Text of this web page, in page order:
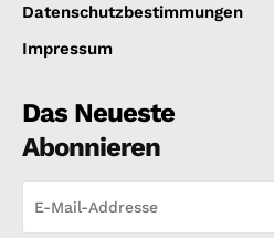
Datenschutzbestimmungen
Impressum
Das Neueste
Abonnieren